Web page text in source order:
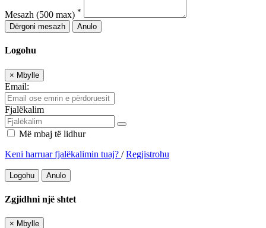
Mesazh (500 max) *
Dërgoni mesazh
Anulo
Logohu
× Mbylle
Email:
Fjalëkalim
Më mbaj të lidhur
Keni harruar fjalëkalimin tuaj? /Regjistrohu
Logohu Anulo
Zgjidhni një shtet
× Mbylle